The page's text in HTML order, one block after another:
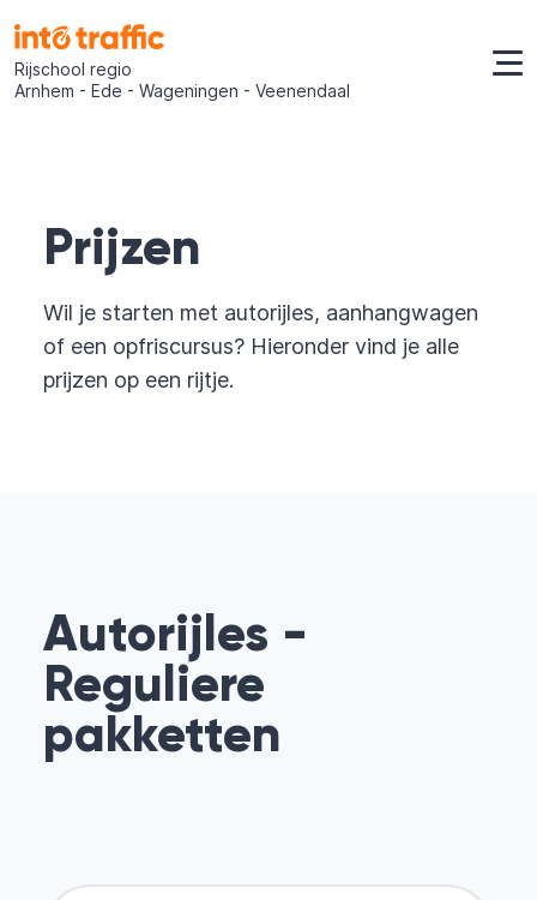
Rijschool regio
Arnhem - Ede - Wageningen - Veenendaal
Prijzen
Wil je starten met autorijles, aanhangwagen
of een opfriscursus? Hieronder vind je alle
prijzen op een rijtje.
Autorijles -
Reguliere
pakketten